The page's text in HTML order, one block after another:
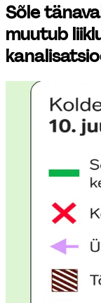
Sõle
muutub